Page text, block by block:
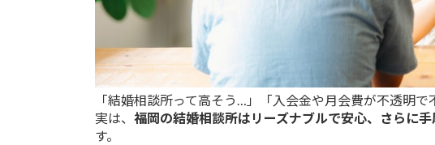
「結婚相談所って高そう…」「入会金や月会費が不透明
実は、 福岡の結婚相談所はリーズナブルで安心、さらに
す。